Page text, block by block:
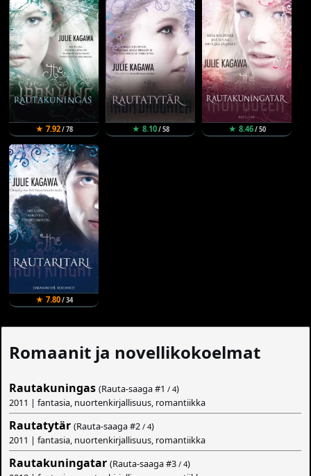
★ 7.92/ 78 ★ 8.10/ 58 ★ 8.46/ 50
★ 7.80/ 34
Romaanit ja novellikokoelmat
Rautakuningas (Rauta-saaga #1 / 4)
2011 | fantasia, nuortenkirjallisuus, romantiikka
Rautatytär (Rauta-saaga #2 / 4)
2011 | fantasia, nuortenkirjallisuus, romantiikka
Rautakuningatar (Rauta-saaga #3 / 4)